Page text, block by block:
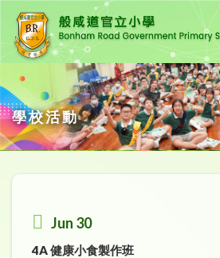
學校活動
Jun 30
4A 健康小食製作班